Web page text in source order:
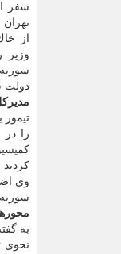
سفر
از
وزیر
دولت
را
وی
به
نحوی